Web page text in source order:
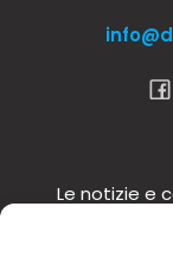
Le notizie e
carattere
alcun modo